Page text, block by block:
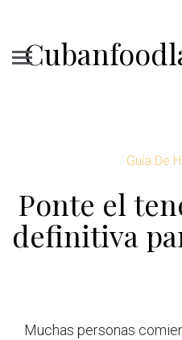
Guía De
Ponte el
definitiva
Muchas personas